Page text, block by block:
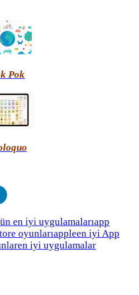
Pok
en iyi uygulamalarıapp
oyunlarıappleen iyi App
en iyi uygulamalar